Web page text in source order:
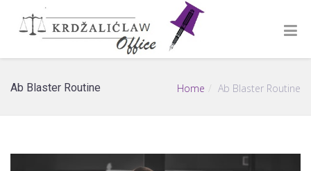
Ab Blaster Routine Home Ab Blaster Routine